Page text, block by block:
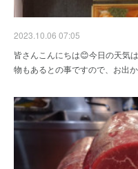
2023.10.06 07:05
皆さんこんにちは😊今日の天気
物もあるとの事ですので、お出